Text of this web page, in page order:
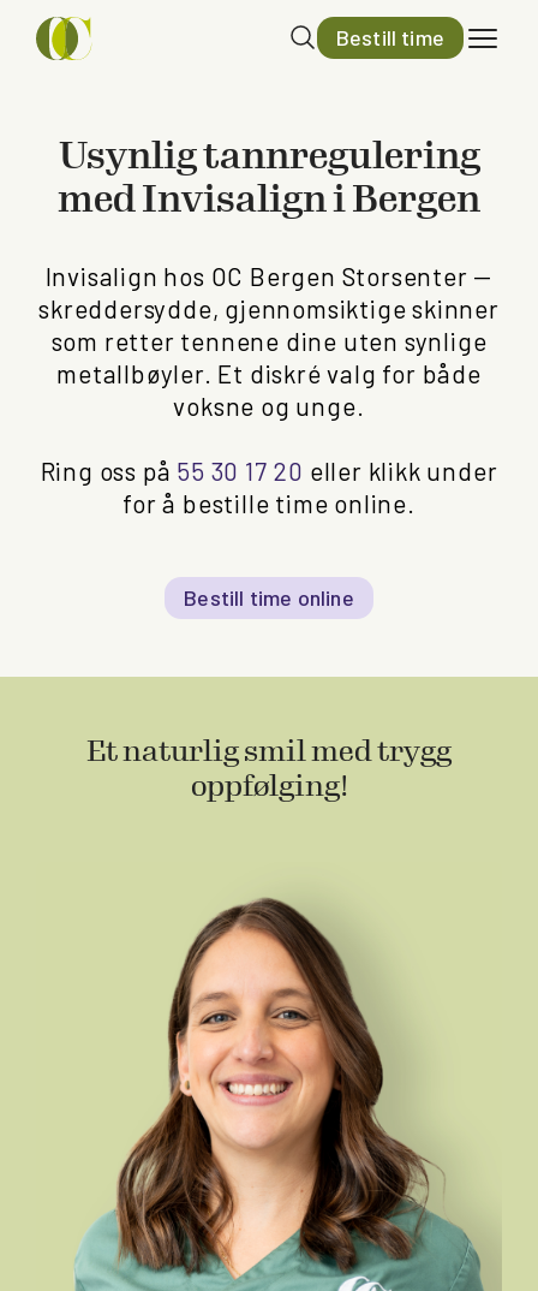
Bestill time
Usynlig tannregulering
med Invisalign i Bergen
Invisalign hos OC Bergen Storsenter —
skreddersydde, gjennomsiktige skinner
som retter tennene dine uten synlige
metallbøyler. Et diskré valg for både
voksne og unge.
Ring oss på 55 30 17 20 eller klikk under
for å bestille time online.
Bestill time online
Et naturlig smil med trygg
oppfølging!